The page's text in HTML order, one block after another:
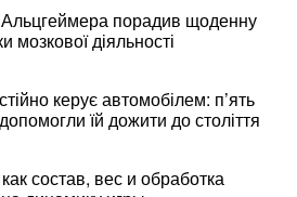
порадив щоденну
мозкової діяльності
керує автомобілем: п’ять
їй дожити до століття
состав, вес и обработка